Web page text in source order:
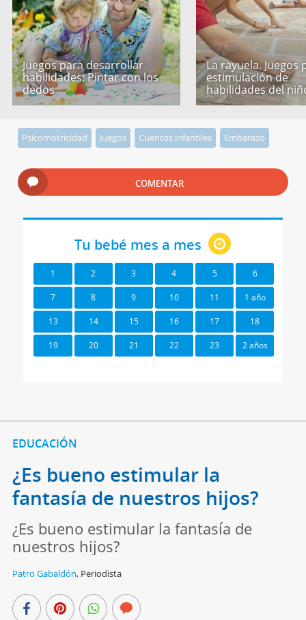
Juegos para desarrollar
habilidades: Pintar con los
dedos
La rayuela. Juegos
estimulación de
habilidades del
Psicomotricidad Juegos Cuentos infantiles Embarazo
COMENTAR
Tu bebé mes a mes
1 2 3 4 5 6
7 8 9 10 11 1 año
13 14 15 16 17 18
19 20 21 22 23 2 años
EDUCACIÓN
¿Es bueno estimular la
fantasía de nuestros hijos?
¿Es bueno estimular la fantasía de
nuestros hijos?
Patro Gabaldón, Periodista